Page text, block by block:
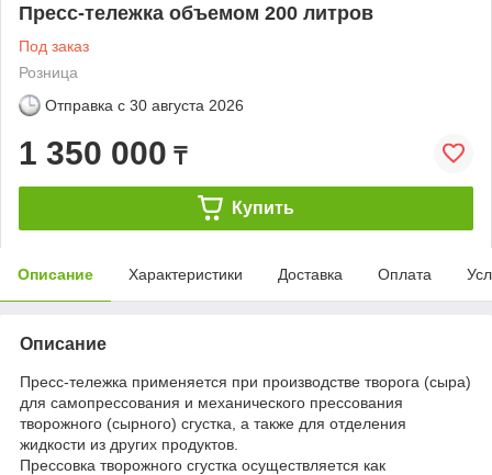
Пресс-тележка объемом 200 литров
Под заказ
Розница
Отправка с 30 августа 2026
1 350 000 ₸
Купить
Описание Характеристики Доставка Оплата
Описание
Пресс-тележка применяется при производстве творога (сыра)
для самопрессования и механического прессования
творожного (сырного) сгустка, а также для отделения
жидкости из других продуктов.
Прессовка творожного сгустка осуществляется как